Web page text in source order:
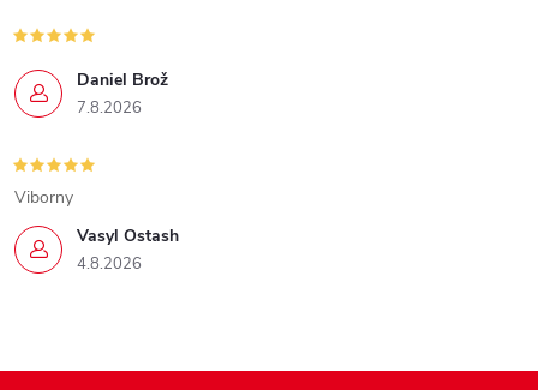
Daniel Brož
7.8.2026
Vasyl Ostash
4.8.2026
Viborny